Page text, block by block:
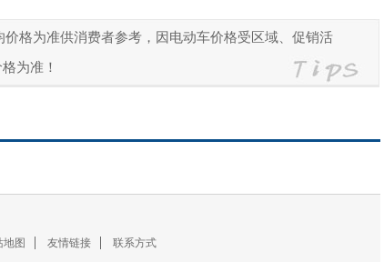
格为准供消费者参考，因电动车价格受区域、促销活
为准！
地图 友情链接 联系方式